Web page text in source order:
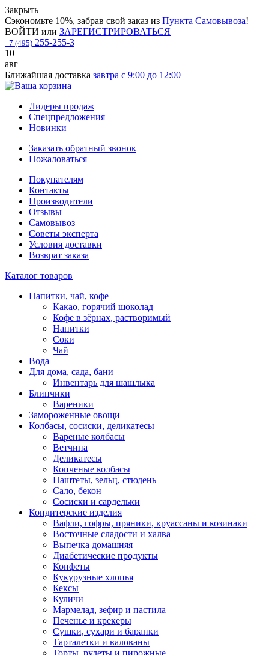
Закрыть
Сэкономьте 10%, забрав свой заказ из Пункта Самовывоза!
ВОЙТИ или ЗАРЕГИСТРИРОВАТЬСЯ
+7 (495) 255-255-3
10
авг
Ближайшая доставка завтра с 9:00 до 12:00
Лидеры продаж
Спецпредложения
Новинки
Заказать обратный звонок
Пожаловаться
Покупателям
Контакты
Производители
Отзывы
Самовывоз
Советы эксперта
Условия доставки
Возврат заказа
Каталог товаров
Напитки, чай, кофе
Какао, горячий шоколад
Кофе в зёрнах, растворимый
Напитки
Соки
Чай
Вода
Для дома, сада, бани
Инвентарь для шашлыка
Блинчики
Вареники
Замороженные овощи
Колбасы, сосиски, деликатесы
Вареные колбасы
Ветчина
Деликатесы
Копченые колбасы
Паштеты, зельц, стюдень
Сало, бекон
Сосиски и сардельки
Кондитерские изделия
Вафли, гофры, пряники, круассаны и козинаки
Восточные сладости и халва
Выпечка домашняя
Диабетические продукты
Конфеты
Кукурузные хлопья
Кексы
Куличи
Мармелад, зефир и пастила
Печенье и крекеры
Сушки, сухари и баранки
Тарталетки и валованы
Торты, рулеты и пирожные